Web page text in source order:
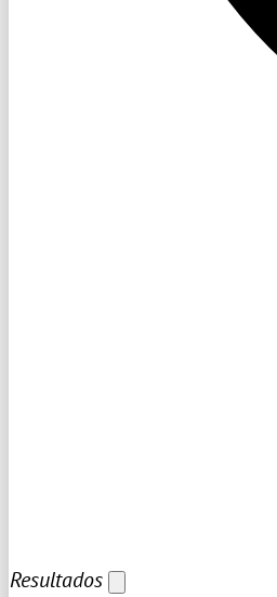
Resultados